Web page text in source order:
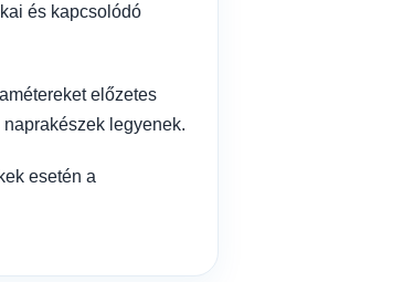
és kapcsolódó
előzetes
legyenek.
esetén a